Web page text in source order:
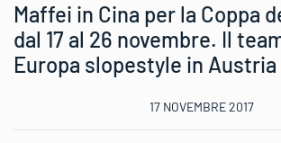
Maffei in Cina per la Coppa
dal 17 al 26 novembre. Il
Europa slopestyle in Austria
17 NOVEMBRE 2017